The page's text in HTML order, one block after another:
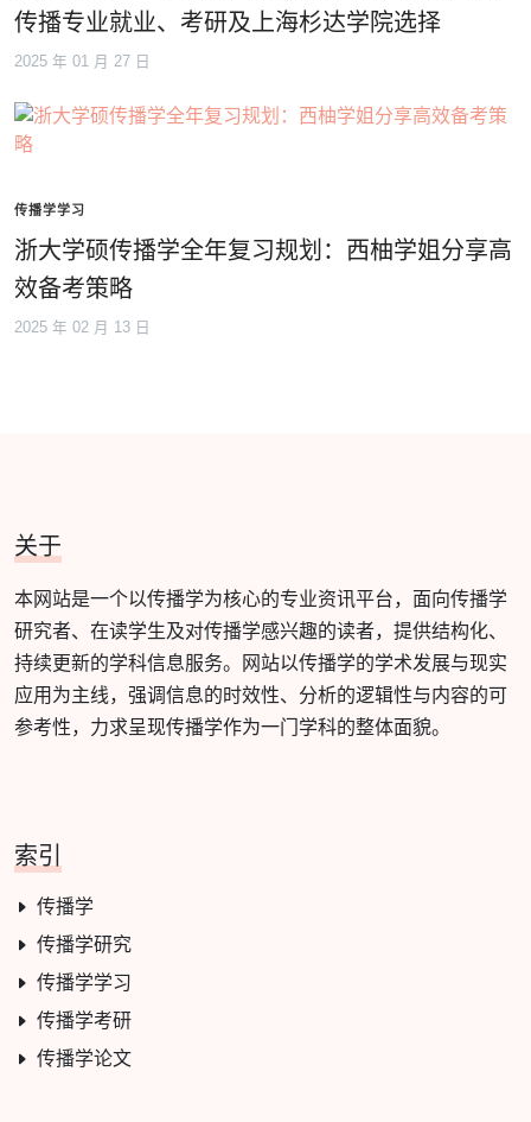
传播专业就业、考研及上海杉达学院选择
2025 年 01 月 27 日
传播学学习
浙大学硕传播学全年复习规划：西柚学姐分享高
效备考策略
2025 年 02 月 13 日
关于
本网站是一个以传播学为核心的专业资讯平台，面向传播学
研究者、在读学生及对传播学感兴趣的读者，提供结构化、
持续更新的学科信息服务。网站以传播学的学术发展与现实
应用为主线，强调信息的时效性、分析的逻辑性与内容的可
参考性，力求呈现传播学作为一门学科的整体面貌。
索引
传播学
传播学研究
传播学学习
传播学考研
传播学论文